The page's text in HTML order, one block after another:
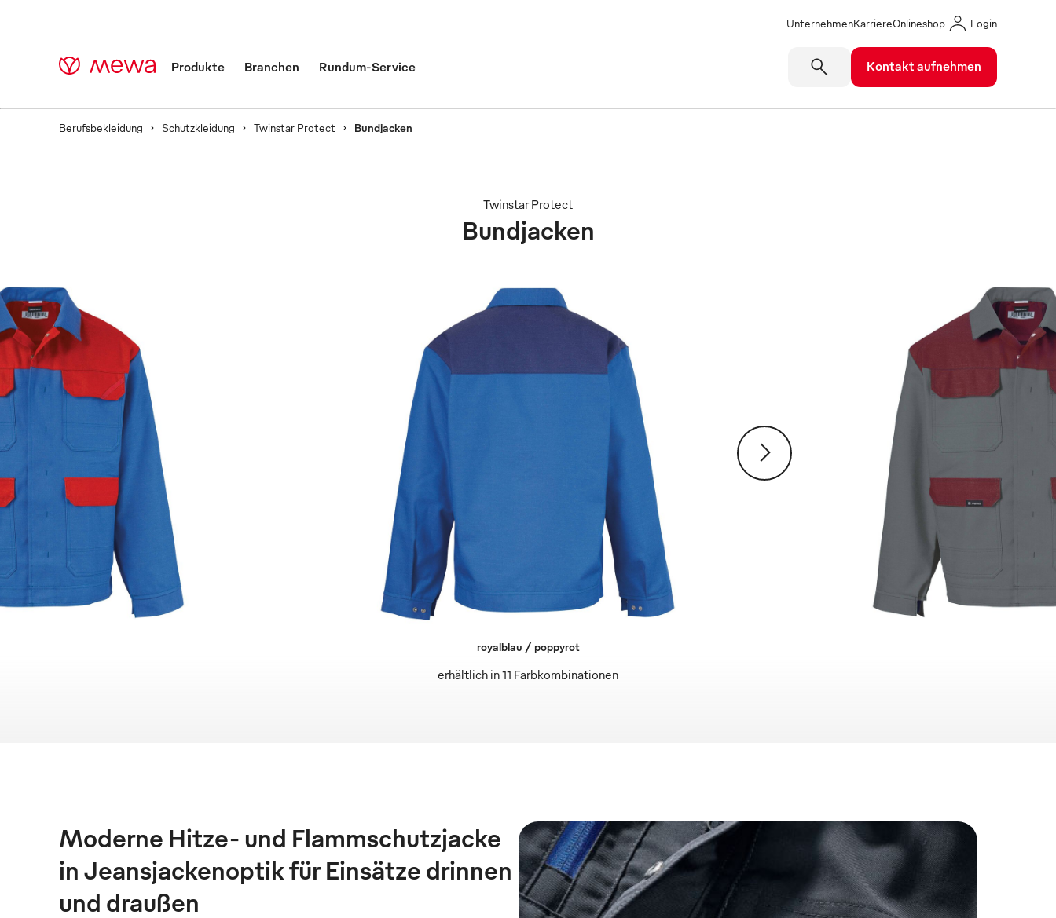
UnternehmenKarriereOnlineshop Login
Produkte Branchen Rundum-Service Kontakt aufnehmen
Berufsbekleidung Schutzkleidung Twinstar Protect Bundjacken
Bundjacken
Twinstar Protect
erhältlich in 11 Farbkombinationen
royalblau / poppyrot
Moderne Hitze- und Flammschutzjacke
in Jeansjackenoptik für Einsätze drinnen
und draußen